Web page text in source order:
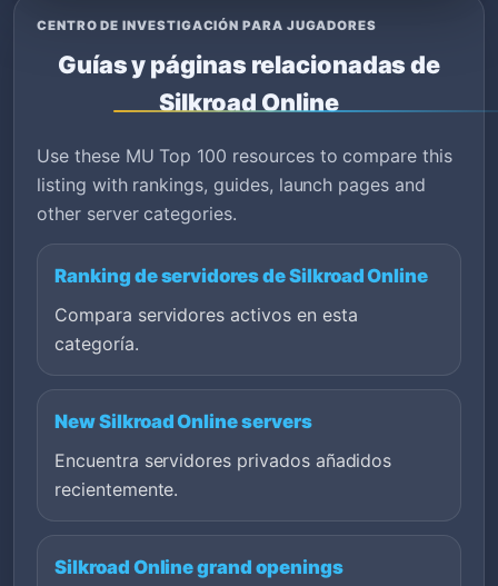
CENTRO DE INVESTIGACIÓN PARA JUGADORES
Guías y páginas relacionadas de
Silkroad Online
Use these MU Top 100 resources to compare this
listing with rankings, guides, launch pages and
other server categories.
Ranking de servidores de Silkroad Online
Compara servidores activos en esta
categoría.
New Silkroad Online servers
Encuentra servidores privados añadidos
recientemente.
Silkroad Online grand openings